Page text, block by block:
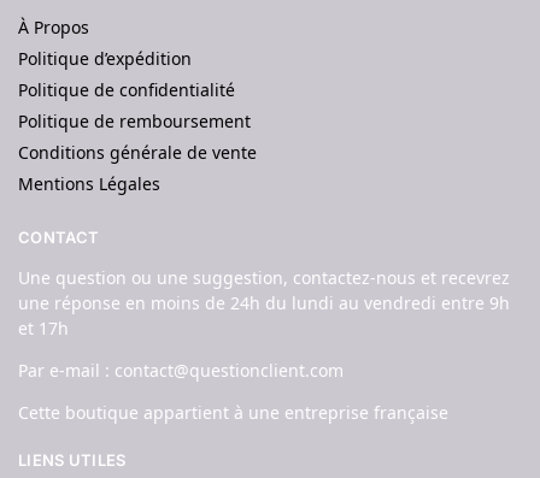
À Propos
Politique d’expédition
Politique de confidentialité
Politique de remboursement
Conditions générale de vente
Mentions Légales
CONTACT
Une question ou une suggestion, contactez-nous et recevrez
une réponse en moins de 24h du lundi au vendredi entre 9h
et 17h
Par e-mail : contact@questionclient.com
Cette boutique appartient à une entreprise française
LIENS UTILES